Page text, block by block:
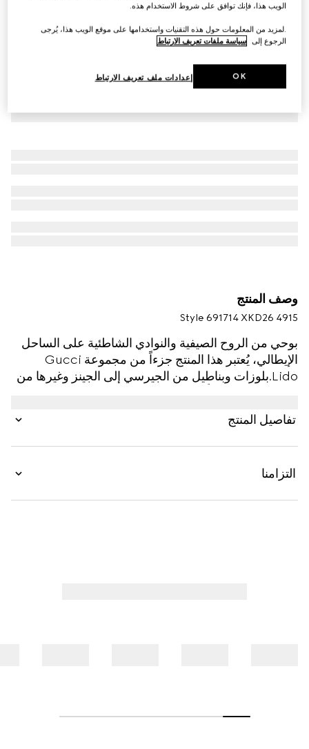
وصف المنتج
Style ‎691714 XKD26 4915
بوحي من الروح الصيفية والنوادي الشاطئية على الساحل
الإيطالي، يُعتبر هذا المنتج جزءاً من مجموعة Gucci
Lido.بلوزات وبناطيل من الجيرسي إلى الجينز وغيرها من
فاخر قابل للتمدد، مما يسمح بالمزيد من حرية الحركة
وسهولة الارتداء. يكتمل التصميم بتقليم شريط متباين
تفاصيل المنتج
التزامنا
الويب هذا، فإنك توافق على شروط الاستخدام هذه.
.لمزيد من المعلومات حول هذه التقنيات واستخدامها على موقع الويب هذا، يُرجى
الرجوع إلى سياسة ملفات تعريف الارتباط
إعدادات ملف تعريف الارتباط OK